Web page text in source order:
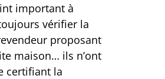
important à
vérifier la
proposant
maison… ils n’ont
certifiant la